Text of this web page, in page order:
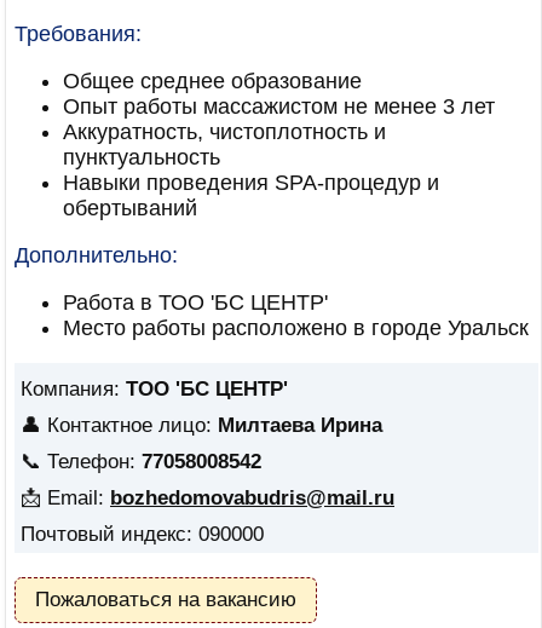
Требования:
Общее среднее образование
Опыт работы массажистом не менее 3 лет
Аккуратность, чистоплотность и
пунктуальность
Навыки проведения SPA-процедур и
обертываний
Дополнительно:
Работа в ТОО 'БС ЦЕНТР'
Место работы расположено в городе Уральск
Компания: ТОО 'БС ЦЕНТР'
👤 Контактное лицо: Милтаева Ирина
📞 Телефон: 77058008542
📩 Email: bozhedomovabudris@mail.ru
Почтовый индекс: 090000
Пожаловаться на вакансию